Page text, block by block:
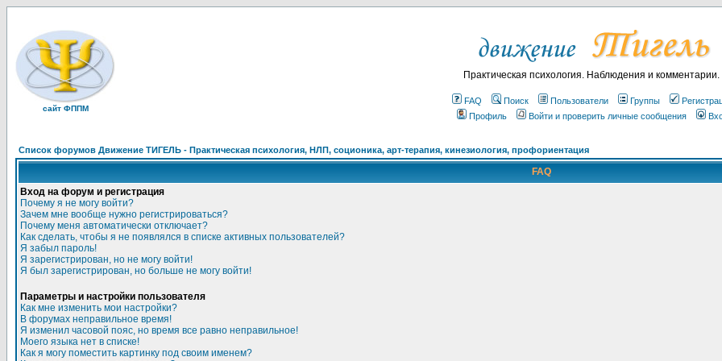
сайт ФППМ
Практическая психология. Наблюдения и комментарии.
FAQ Поиск Пользователи Группы
Профиль
Войти и проверить личные сообщения
Список форумов Движение ТИГЕЛЬ - Практическая психология, НЛП, соционика, арт-терапия, кинезиология, профориентация
FAQ
Вход на форум и регистрация
Почему я не могу войти?
Зачем мне вообще нужно регистрироваться?
Почему меня автоматически отключает?
Как сделать, чтобы я не появлялся в списке активных пользователей?
Я забыл пароль!
Я зарегистрирован, но не могу войти!
Я был зарегистрирован, но больше не могу войти!
Параметры и настройки пользователя
Как мне изменить мои настройки?
В форумах неправильное время!
Я изменил часовой пояс, но время все равно неправильное!
Моего языка нет в списке!
Как я могу поместить картинку под своим именем?